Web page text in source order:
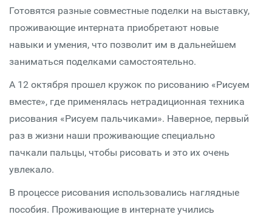
Готовятся разные совместные поделки на выставку,
проживающие интерната приобретают новые
навыки и умения, что позволит им в дальнейшем
заниматься поделками самостоятельно.
А 12 октября прошел кружок по рисованию «Рисуем
вместе», где применялась нетрадиционная техника
рисования «Рисуем пальчиками». Наверное, первый
раз в жизни наши проживающие специально
пачкали пальцы, чтобы рисовать и это их очень
увлекало.
В процессе рисования использовались наглядные
пособия. Проживающие в интернате учились